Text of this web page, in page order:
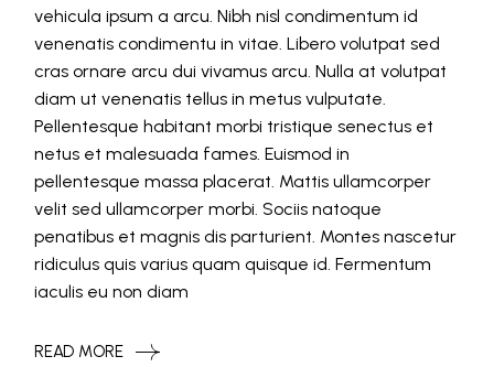
vehicula ipsum a arcu. Nibh nisl condimentum id
venenatis condimentu in vitae. Libero volutpat sed
cras ornare arcu dui vivamus arcu. Nulla at volutpat
diam ut venenatis tellus in metus vulputate.
Pellentesque habitant morbi tristique senectus et
netus et malesuada fames. Euismod in
pellentesque massa placerat. Mattis ullamcorper
velit sed ullamcorper morbi. Sociis natoque
penatibus et magnis dis parturient. Montes nascetur
ridiculus quis varius quam quisque id. Fermentum
iaculis eu non diam
READ MORE